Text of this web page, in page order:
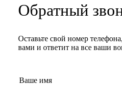
Обратный
Оставьте свой номер
вами и ответит на все ваши